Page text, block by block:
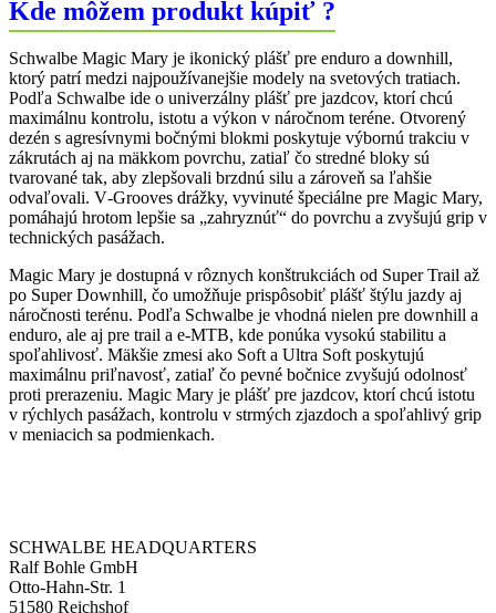
TRAIL
27,5x2,40
Kde môžem produkt kúpiť ?
Schwalbe Magic Mary je ikonický plášť pre enduro a downhill,
ktorý patrí medzi najpoužívanejšie modely na svetových tratiach.
Podľa Schwalbe ide o univerzálny plášť pre jazdcov, ktorí chcú
maximálnu kontrolu, istotu a výkon v náročnom teréne. Otvorený
dezén s agresívnymi bočnými blokmi poskytuje výbornú trakciu v
zákrutách aj na mäkkom povrchu, zatiaľ čo stredné bloky sú
tvarované tak, aby zlepšovali brzdnú silu a zároveň sa ľahšie
odvaľovali. V‑Grooves drážky, vyvinuté špeciálne pre Magic Mary,
pomáhajú hrotom lepšie sa „zahryznúť“ do povrchu a zvyšujú grip v
technických pasážach.
Magic Mary je dostupná v rôznych konštrukciách od Super Trail až
po Super Downhill, čo umožňuje prispôsobiť plášť štýlu jazdy aj
náročnosti terénu. Podľa Schwalbe je vhodná nielen pre downhill a
enduro, ale aj pre trail a e‑MTB, kde ponúka vysokú stabilitu a
spoľahlivosť. Mäkšie zmesi ako Soft a Ultra Soft poskytujú
maximálnu priľnavosť, zatiaľ čo pevné bočnice zvyšujú odolnosť
proti prerazeniu. Magic Mary je plášť pre jazdcov, ktorí chcú istotu
v rýchlych pasážach, kontrolu v strmých zjazdoch a spoľahlivý grip
v meniacich sa podmienkach.
SCHWALBE HEADQUARTERS
Ralf Bohle GmbH
Otto-Hahn-Str. 1
51580 Reichshof